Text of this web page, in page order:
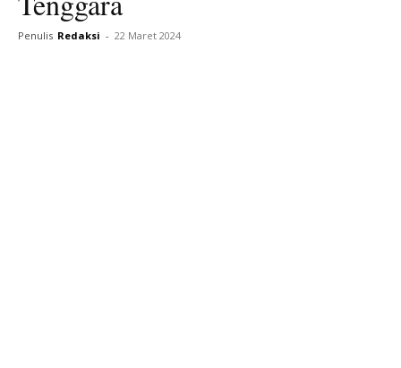
Penulis Redaksi - 22 Maret 2024